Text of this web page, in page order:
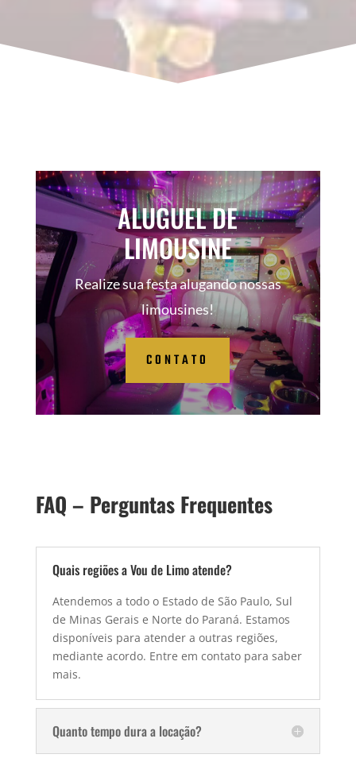
ALUGUEL DE
LIMOUSINE
Realize sua festa alugando nossas
limousines!
CONTATO
FAQ – Perguntas Frequentes
Quais regiões a Vou de Limo atende?
Atendemos a todo o Estado de São Paulo, Sul
de Minas Gerais e Norte do Paraná. Estamos
disponíveis para atender a outras regiões,
mediante acordo. Entre em contato para saber
mais.
Quanto tempo dura a locação?